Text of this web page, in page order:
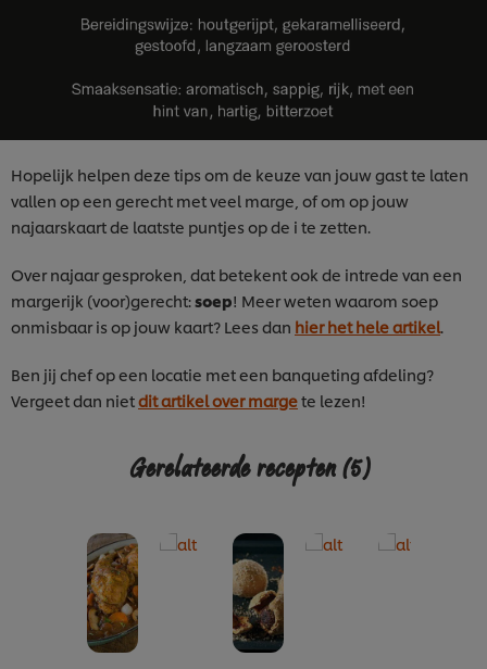
Hopelijk helpen deze tips om de keuze van jouw gast te laten
vallen op een gerecht met veel marge, of om op jouw
najaarskaart de laatste puntjes op de i te zetten.
Over najaar gesproken, dat betekent ook de intrede van een
margerijk (voor)gerecht:soep! Meer weten waarom soep
onmisbaar is op jouw kaart? Lees dan hier het hele artikel.
Ben jij chef op een locatie met een banqueting afdeling?
Vergeet dan nietdit artikel over margete lezen!
Gerelateerde recepten(5)